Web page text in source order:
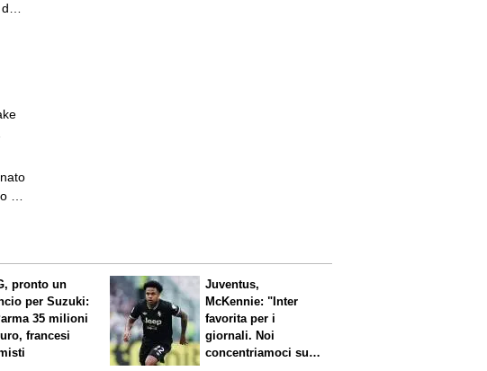
ai
pronto un
per Suzuki:
35 milioni
francesi
Juventus,
McKennie: "Inter
favorita per i
giornali. Noi
concentriamoci sul